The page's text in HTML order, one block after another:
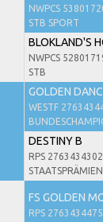
NWPCS
STB SPORT
BLOKLAND'S
NWPCS
STB
GOLDEN
WESTF
DESTINY B
RPS
FS GOLDEN
RPS